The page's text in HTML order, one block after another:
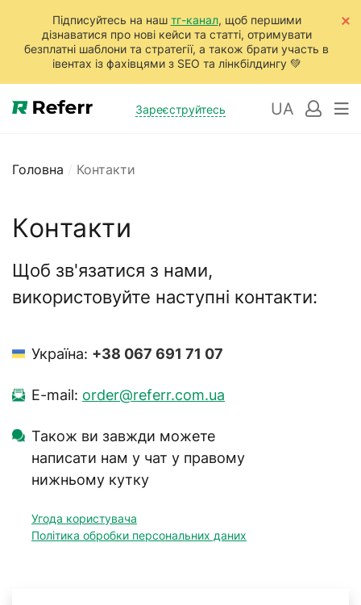
Підписуйтесь на наш тг-канал, щоб першими
дізнаватися про нові кейси та статті, отримувати
безплатні шаблони та стратегії, а також брати участь в
івентах із фахівцями з SEO та лінкбілдингу 💚
Зареєструйтесь UA
Головна Контакти
Контакти
Щоб зв'язатися з нами,
використовуйте наступні контакти:
Україна: +38 067 691 71 07
E-mail: order@referr.com.ua
Також ви завжди можете
написати нам у чат у правому
нижньому кутку
Угода користувача
Політика обробки персональних даних